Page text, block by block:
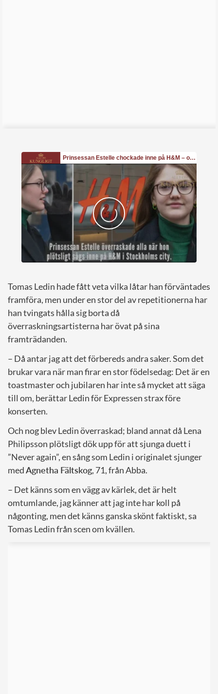
Tomas Ledin hade fått veta vilka låtar han förväntades
framföra, men under en stor del av repetitionerna har
han tvingats hålla sig borta då
överraskningsartisterna har övat på sina
framträdanden.
– Då antar jag att det förbereds andra saker. Som det
brukar vara när man firar en stor födelsedag: Det är en
toastmaster och jubilaren har inte så mycket att säga
till om, berättar Ledin för Expressen strax före
konserten.
Och nog blev Ledin överraskad; bland annat då Lena
Philipsson plötsligt dök upp för att sjunga duett i
”Never again”, en sång som Ledin i originalet sjunger
medAgnetha Fältskog, 71, från Abba.
– Det känns som en vägg av kärlek, det är helt
omtumlande, jag känner att jag inte har koll på
någonting, men det känns ganska skönt faktiskt, sa
Tomas Ledin från scen om kvällen.